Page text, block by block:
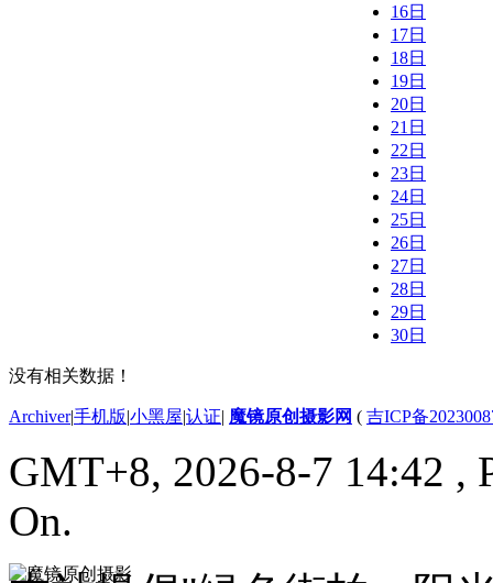
16日
17日
18日
19日
20日
21日
22日
23日
24日
25日
26日
27日
28日
29日
30日
没有相关数据！
Archiver|手机版|小黑屋|认证| 魔镜原创摄影网 ( 吉ICP备
GMT+8, 2026-8-7 14:42 ,
On.